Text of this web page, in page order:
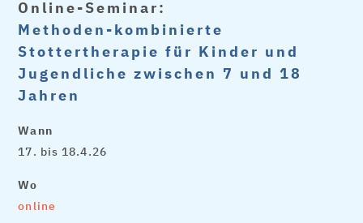
Online-Seminar:
Methoden-kombinierte
Stottertherapie für Kinder und
Jugendliche zwischen 7 und 18
Jahren
Wann
17. bis 18.4.26
Wo
online